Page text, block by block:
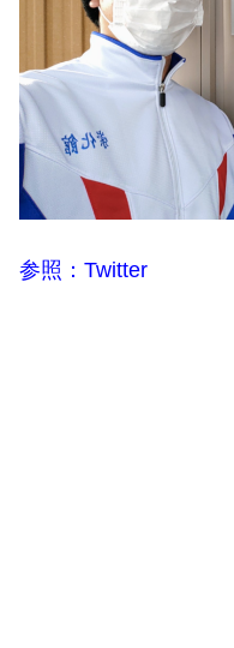
参照：Twitter